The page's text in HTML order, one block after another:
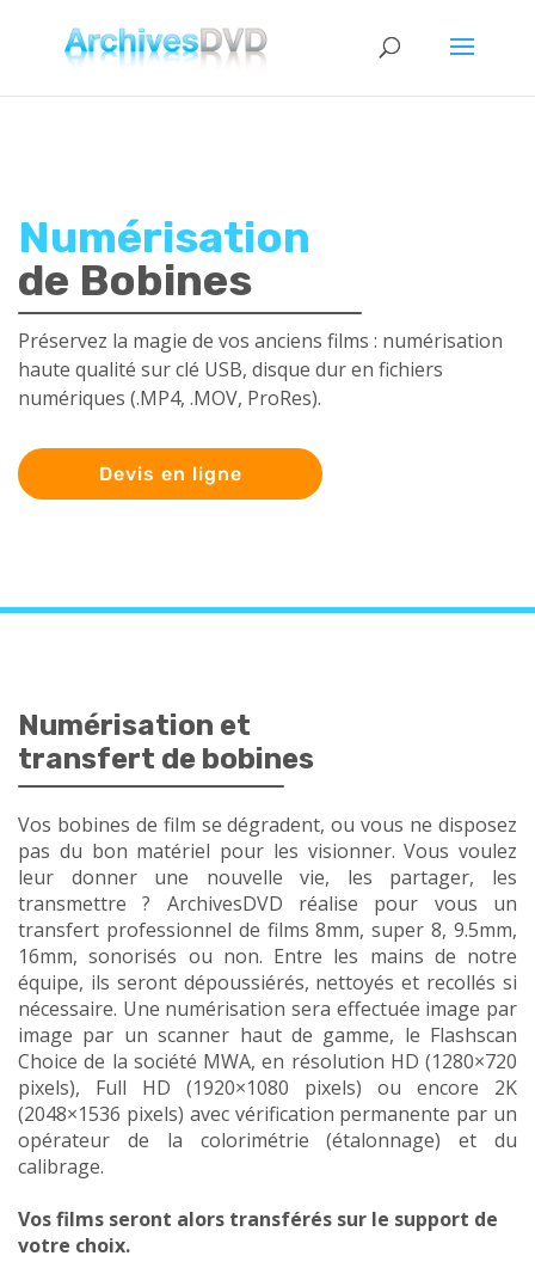
Numérisation
de Bobines
Préservez la magie de vos anciens films : numérisation
haute qualité sur clé USB, disque dur en fichiers
numériques (.MP4, .MOV, ProRes).
Devis en ligne
Numérisation et
transfert de bobines
Vos bobines de film se dégradent, ou vous ne disposez
pas du bon matériel pour les visionner. Vous voulez
leur donner une nouvelle vie, les partager, les
transmettre ? ArchivesDVD réalise pour vous un
transfert professionnel de films 8mm, super 8, 9.5mm,
16mm, sonorisés ou non. Entre les mains de notre
équipe, ils seront dépoussiérés, nettoyés et recollés si
nécessaire. Une numérisation sera effectuée image par
image par un scanner haut de gamme, le Flashscan
Choice de la société MWA, en résolution HD (1280×720
pixels), Full HD (1920×1080 pixels) ou encore 2K
(2048×1536 pixels) avec vérification permanente par un
opérateur de la colorimétrie (étalonnage) et du
calibrage.
Vos films seront alors transférés sur le support de
votre choix.